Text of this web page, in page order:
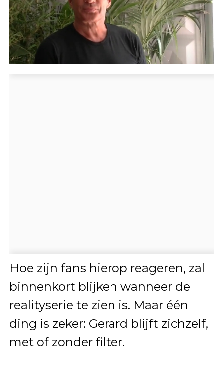
Hoe zijn fans hierop reageren, zal
binnenkort blijken wanneer de
realityserie te zien is. Maar één
ding is zeker: Gerard blijft zichzelf,
met of zonder filter.